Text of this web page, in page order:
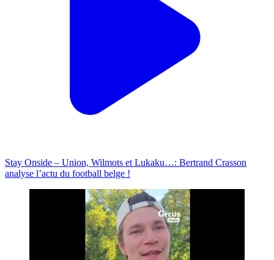
Stay Onside – Union, Wilmots et Lukaku…: Bertrand Crasson
analyse l’actu du football belge !